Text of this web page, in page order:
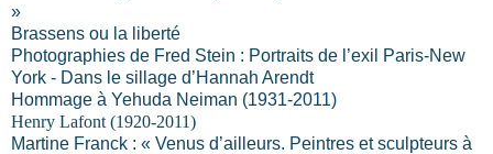
»
Brassens ou la liberté
Photographies de Fred Stein : Portraits de l’exil Paris-New
York - Dans le sillage d’Hannah Arendt
Hommage à Yehuda Neiman (1931-2011)
Henry Lafont (1920-2011)
Martine Franck : « Venus d’ailleurs. Peintres et sculpteurs à